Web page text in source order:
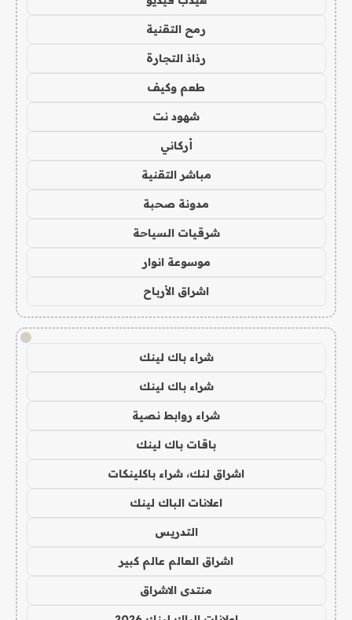
رمح التقنية
رذاذ التجارة
طعم وكيف
شهود نت
أركاني
مباشر التقنية
مدونة صحبة
شرقيات السياحة
موسوعة انوار
اشراق الأرباح
!
شراء باك لينك
شراء باك لينك
شراء روابط نصية
باقات باك لينك
اشراق لنك، شراء باكلينكات
اعلانات الباك لينك
التدريس
اشراق العالم عالم كبير
منتدى الاشراق